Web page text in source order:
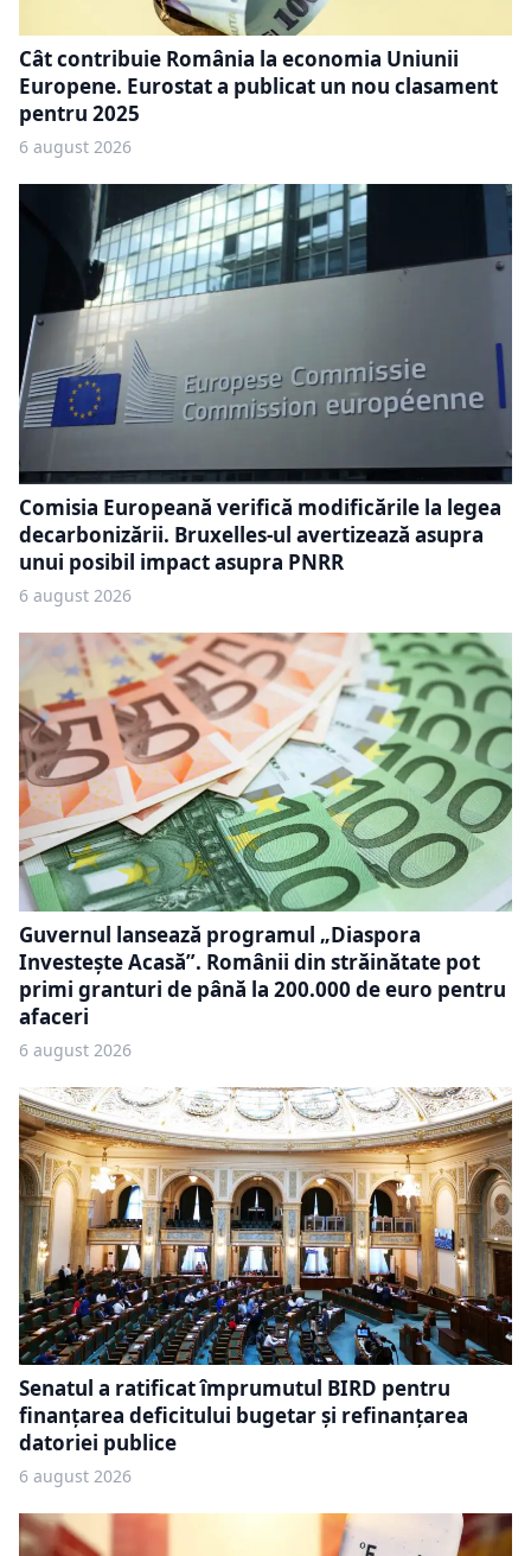
Cât contribuie România la economia Uniunii
Europene. Eurostat a publicat un nou clasament
pentru 2025
6 august 2026
Comisia Europeană verifică modificările la legea
decarbonizării. Bruxelles-ul avertizează asupra
unui posibil impact asupra PNRR
6 august 2026
Guvernul lansează programul „Diaspora
Investește Acasă”. Românii din străinătate pot
primi granturi de până la 200.000 de euro pentru
afaceri
6 august 2026
Senatul a ratificat împrumutul BIRD pentru
finanțarea deficitului bugetar și refinanțarea
datoriei publice
6 august 2026